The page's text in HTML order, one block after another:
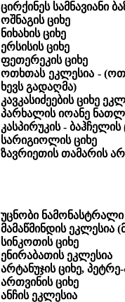
ცირქინეს სამნავიანი
ოშნაგის ციხე
ნიხახის ციხე
ერსისის ციხე
ფეთერეკის ციხე
ოთხთას ეკლესია -
ხევს გადაღმა)
კავკასიძეების ციხე
პარხალის იოანე
კასპირუკის - ბაჰჩელის
სარიგიოლის ციხე
ზავრიეთის თამარის
უცნობი
მამაწმინდის ეკლესია
სინკოთის ციხე
ენირაბათის ეკლესია
არტანუჯის ციხე,
ართვინის ციხე
ანჩის ეკლესია